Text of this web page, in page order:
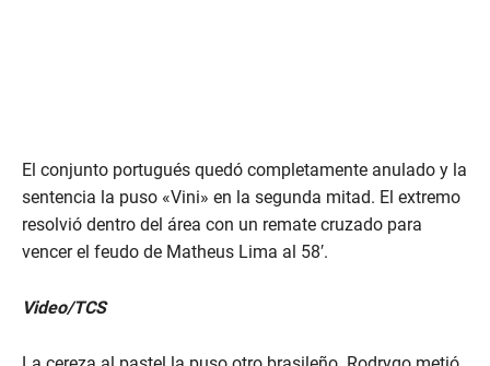
El conjunto portugués quedó completamente anulado y la
sentencia la puso «Vini» en la segunda mitad. El extremo
resolvió dentro del área con un remate cruzado para
vencer el feudo de Matheus Lima al 58′.
Video/TCS